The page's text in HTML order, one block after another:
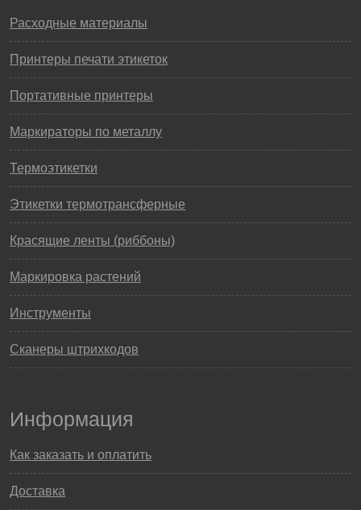
Расходные материалы
Принтеры печати этикеток
Портативные принтеры
Маркираторы по металлу
Термоэтикетки
Этикетки термотрансферные
Красящие ленты (риббоны)
Маркировка растений
Инструменты
Сканеры штрихкодов
Информация
Как заказать и оплатить
Доставка